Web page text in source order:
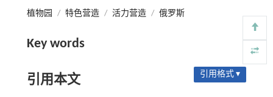
植物园 / 特色营造 / 活力营造 / 俄罗斯
Key words
引用本文 引用格式 ▾